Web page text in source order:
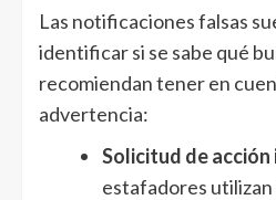
Las notificaciones falsas
identificar si se sabe qué
recomiendan tener en
advertencia:
Solicitud de acción
estafadores utilizan